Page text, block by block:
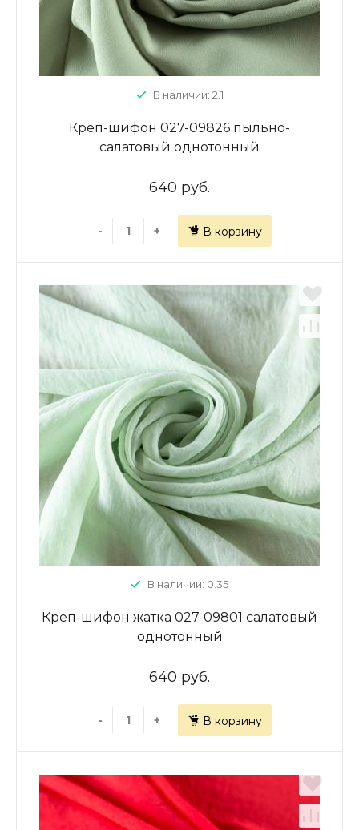
В наличии: 2.1
Креп-шифон 027-09826 пыльно-
салатовый однотонный
640 руб.
- + В корзину
В наличии: 0.35
Креп-шифон жатка 027-09801 салатовый
однотонный
640 руб.
- + В корзину